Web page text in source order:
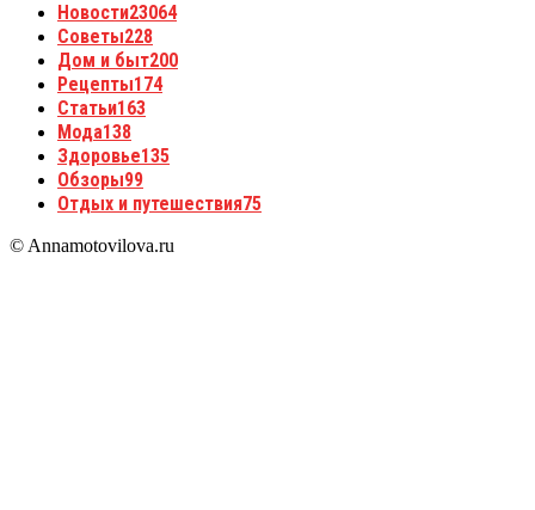
Новости23064
Советы228
Дом и быт200
Рецепты174
Статьи163
Мода138
Здоровье135
Обзоры99
Отдых и путешествия75
© Annamotovilova.ru